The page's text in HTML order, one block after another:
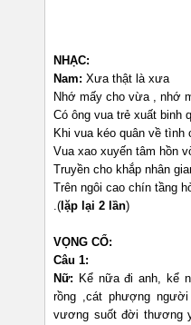
NHẠC:
Nam: Xưa thật là xưa
Nhớ mấy cho vừa , nhớ
Có ông vua trẻ xuất binh
Khi vua kéo quân về tình
Vua xao xuyến tâm hồn
Truyền cho khắp nhân
Trên ngôi cao chín tầng
.( lặp lại 2 lần)
VỌNG CỔ:
Câu 1:
Nữ: Kể nữa đi anh, kể
rồng ,cát phượng
vương suốt đời thương